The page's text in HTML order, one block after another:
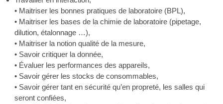
• Maitriser les bonnes pratiques de laboratoire (BPL),
• Maitriser les bases de la chimie de laboratoire (pipetage,
dilution, étalonnage …),
• Maitriser la notion qualité de la mesure,
• Savoir critiquer la donnée,
• Évaluer les performances des appareils,
• Savoir gérer les stocks de consommables,
• Savoir gérer tant en sécurité qu’en propreté, les salles qui
seront confiées,